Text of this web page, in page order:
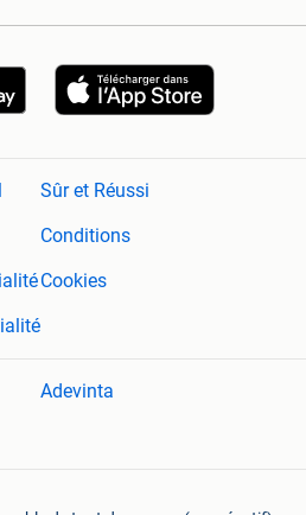
Sûr et Réussi
Conditions
Cookies
Adevinta